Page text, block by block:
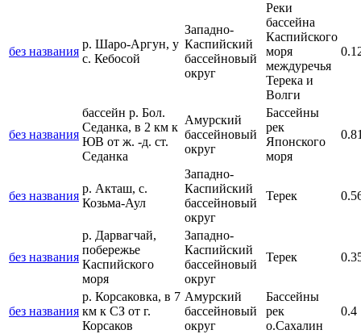
без названия
р. Шаро-Аргун, у
с. Кебосой
Западно-
Каспийский
бассейновый
округ
Реки
бассейна
Каспийского
моря
междуречья
Терека и
Волги
без названия
бассейн р. Бол.
Седанка, в 2 км к
ЮВ от ж. -д. ст.
Седанка
Амурский
бассейновый
округ
Бассейны
рек
Японского
моря
без названия
р. Акташ, с.
Козьма-Аул
Западно-
Каспийский
бассейновый
округ
Терек
без названия
р. Дарвагчай,
побережье
Каспийского
моря
Западно-
Каспийский
бассейновый
округ
Терек
без названия
р. Корсаковка, в 7
км к СЗ от г.
Корсаков
Амурский
бассейновый
округ
Бассейны
рек
о.Сахалин
0.4